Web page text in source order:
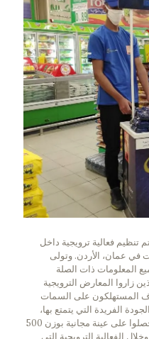
الفترة من 17 إلى 20 يناير 2021، تم تنظيم فعالية ترويجية داخل
ماركت في عمان، الأردن. وتولى
المعلومات ذات الصلة
زاروا المعارض الترويجية
المستهلكون على السمات
الفريدة التي يتمتع بها،
وملئوا استبيان بحثي خاص بالبرنامج وحصلوا على عينة مجانية بوزن 500
الفعالية الترويجية التي